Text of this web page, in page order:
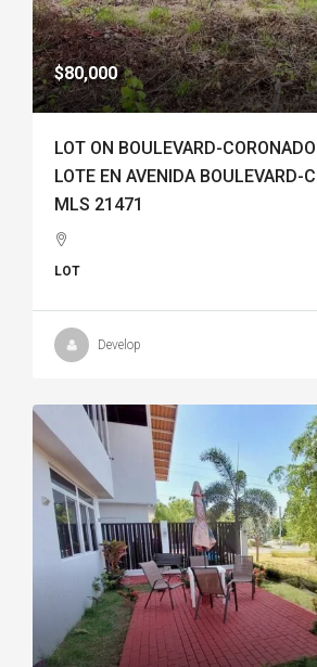
$80,000
LOT ON BOULEVARD-
LOTE EN AVENIDA BOULEVARD-
MLS 21471
LOT
Develop